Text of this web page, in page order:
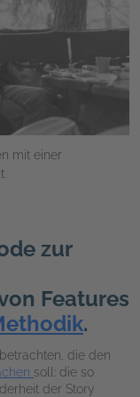
mit einer
zur
Features
.
die den
soll: die so
der Story